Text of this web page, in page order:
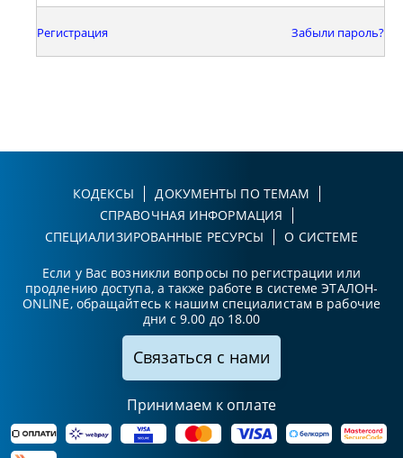
Регистрация Забыли пароль?
КОДЕКСЫ
ДОКУМЕНТЫ ПО ТЕМАМ
СПРАВОЧНАЯ ИНФОРМАЦИЯ
СПЕЦИАЛИЗИРОВАННЫЕ РЕСУРСЫ
О СИСТЕМЕ
Если у Вас возникли вопросы по регистрации или
продлению доступа, а также работе в системе ЭТАЛОН-
ONLINE, обращайтесь к нашим специалистам в рабочие
дни с 9.00 до 18.00
Связаться с нами
Принимаем к оплате